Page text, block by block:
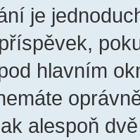
je
hlavním
alespoň